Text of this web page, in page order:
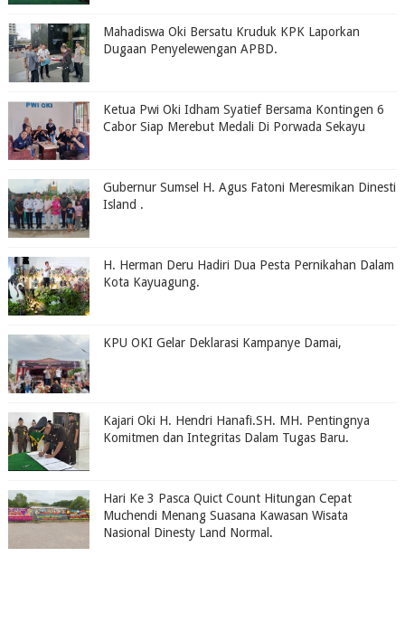
Mahadiswa Oki Bersatu Kruduk KPK Laporkan
Dugaan Penyelewengan APBD.
Ketua Pwi Oki Idham Syatief Bersama Kontingen 6
Cabor Siap Merebut Medali Di Porwada Sekayu
Gubernur Sumsel H. Agus Fatoni Meresmikan Dinesti
Island .
H. Herman Deru Hadiri Dua Pesta Pernikahan Dalam
Kota Kayuagung.
KPU OKI Gelar Deklarasi Kampanye Damai,
Kajari Oki H. Hendri Hanafi.SH. MH. Pentingnya
Komitmen dan Integritas Dalam Tugas Baru.
Hari Ke 3 Pasca Quict Count Hitungan Cepat
Muchendi Menang Suasana Kawasan Wisata
Nasional Dinesty Land Normal.